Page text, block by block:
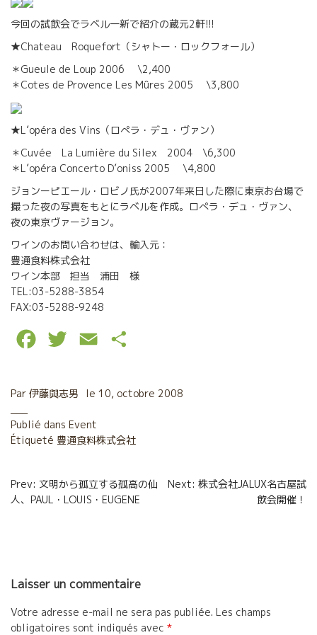
今回の試飲会でラベル一新で紹介の蔵元2軒!!!
★Chateau Roquefort（シャトー・ロックフォール）
＊Gueule de Loup 2006 \2,400
＊Cotes de Provence Les Mûres 2005 \3,800
★L’opéra des Vins（ロぺラ・デュ・ヴァン）
＊Cuvée La Lumière du Silex 2004 \6,300
＊L’opéra Concerto D’oniss 2005 \4,800
ジョンーピエール・ロビノ氏が2007年来日した際に東京お台場で
撮った夜の写真をもとにラベルを作成。ロぺラ・デュ・ヴァン、
夜の東京ヴァージョン。
ワインのお問い合わせは、輸入元：
豊通食料株式会社
ワイン本部 担当 浦田 様
TEL:03-5288-3854
FAX:03-5288-9248
c
b
o
i
t
r
a
l
r
a
e
Par 伊藤與志男 le 10, octobre 2008
Publié dans Event
Étiqueté 豊通食料株式会社
Navigation
de
Prev: 文明から孤立する孤高の仙
人、PAUL・LOUIS・EUGENE
Next: 株式会社JALUX名古屋試
飲会開催！
Laisser un commentaire
Votre adresse e-mail ne sera pas publiée. Les champs
obligatoires sont indiqués avec *